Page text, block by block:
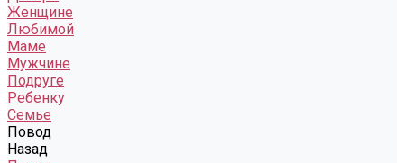
Женщине
Любимой
Маме
Мужчине
Подруге
Ребенку
Семье
Повод
Назад